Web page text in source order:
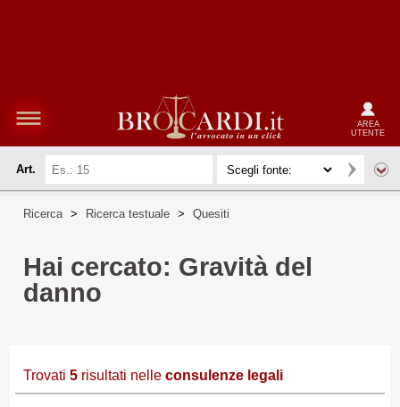
AREA
UTENTE
Art.
Ricerca > Ricerca testuale > Quesiti
Hai cercato: Gravità del
danno
Trovati 5 risultati nelle consulenze legali